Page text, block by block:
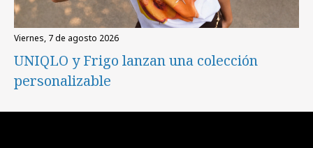
viernes, 7 de agosto 2026
UNIQLO y Frigo lanzan una colección
personalizable